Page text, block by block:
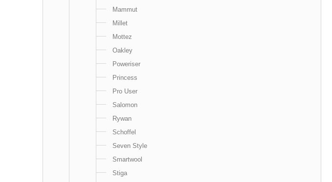
Mammut
Millet
Mottez
Oakley
Poweriser
Princess
Pro User
Salomon
Rywan
Schoffel
Seven Style
Smartwool
Stiga